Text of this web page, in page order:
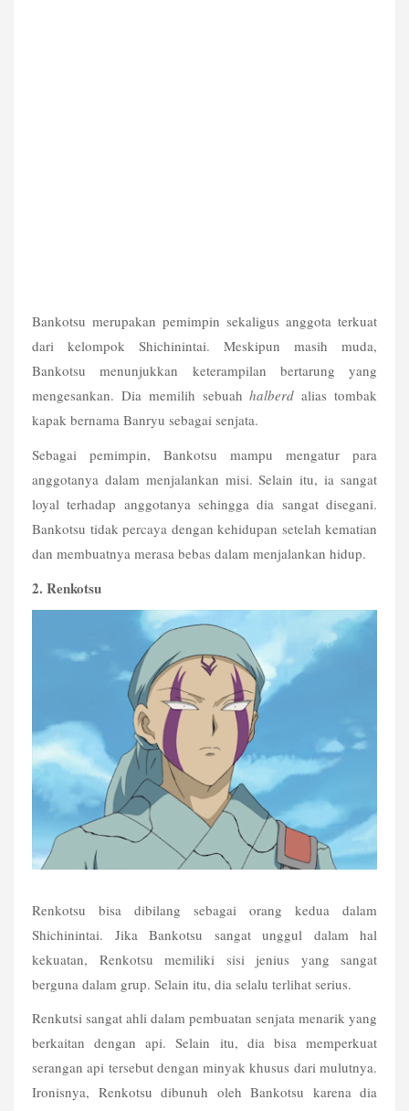
Bankotsu merupakan pemimpin sekaligus anggota terkuat
dari kelompok Shichinintai. Meskipun masih muda,
Bankotsu menunjukkan keterampilan bertarung yang
mengesankan. Dia memilih sebuah halberd alias tombak
kapak bernama Banryu sebagai senjata.
Sebagai pemimpin, Bankotsu mampu mengatur para
anggotanya dalam menjalankan misi. Selain itu, ia sangat
loyal terhadap anggotanya sehingga dia sangat disegani.
Bankotsu tidak percaya dengan kehidupan setelah kematian
dan membuatnya merasa bebas dalam menjalankan hidup.
2. Renkotsu
Renkotsu bisa dibilang sebagai orang kedua dalam
Shichinintai. Jika Bankotsu sangat unggul dalam hal
kekuatan, Renkotsu memiliki sisi jenius yang sangat
berguna dalam grup. Selain itu, dia selalu terlihat serius.
Renkutsi sangat ahli dalam pembuatan senjata menarik yang
berkaitan dengan api. Selain itu, dia bisa memperkuat
serangan api tersebut dengan minyak khusus dari mulutnya.
Ironisnya, Renkotsu dibunuh oleh Bankotsu karena dia